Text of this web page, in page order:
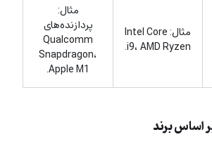
مثال: Intel Core
i9، AMD Ryzen.
مثال:
پردازنده‌های
Qualcomm
Snapdragon،
Apple M1.